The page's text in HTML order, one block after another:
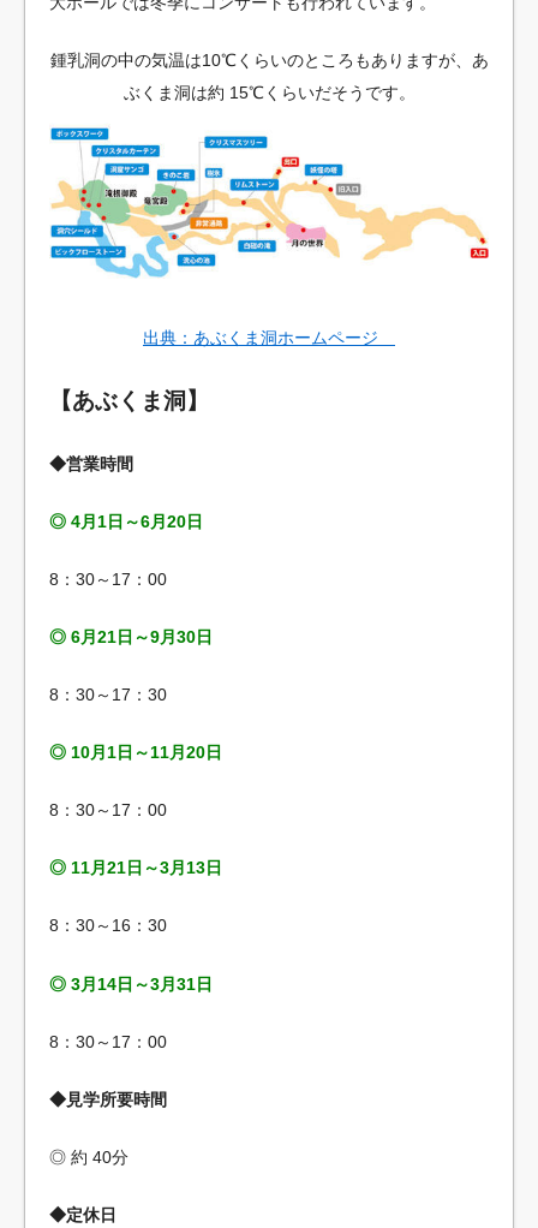
鍾乳洞の中の気温は10℃くらいのところもありますが、あ
ぶくま洞は約 15℃くらいだそうです。
出典：あぶくま洞ホームページ
【あぶくま洞】
◆営業時間
◎ 4月1日～6月20日
8：30～17：00
◎ 6月21日～9月30日
8：30～17：30
◎ 10月1日～11月20日
8：30～17：00
◎ 11月21日～3月13日
8：30～16：30
◎ 3月14日～3月31日
8：30～17：00
◆見学所要時間
◎ 約 40分
◆定休日